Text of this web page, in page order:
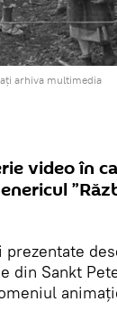
arhiva multimedia
video în
din Sankt